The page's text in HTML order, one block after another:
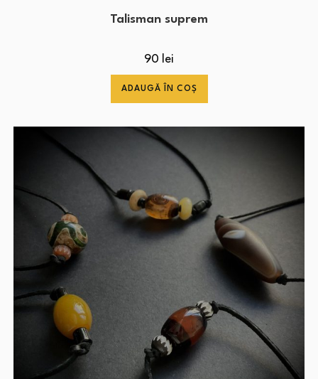
Talisman suprem
90 lei
ADAUGĂ ÎN COȘ